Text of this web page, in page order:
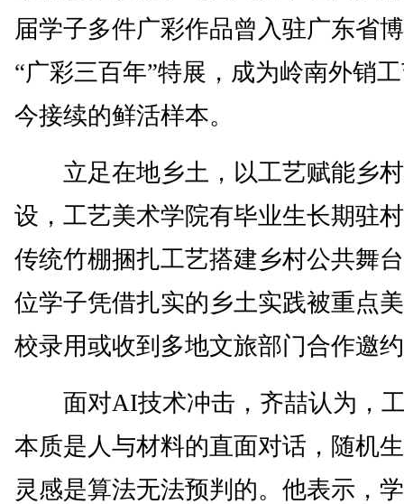
届学子多件广彩作品曾入驻广东省
“广彩三百年”特展，成为岭南外销
今接续的鲜活样本。
立足在地乡土，以工艺赋能乡
设，工艺美术学院有毕业生长期驻
传统竹棚捆扎工艺搭建乡村公共舞
位学子凭借扎实的乡土实践被重点
校录用或收到多地文旅部门合作邀
面对AI技术冲击，齐喆认为，
本质是人与材料的直面对话，随机
灵感是算法无法预判的。他表示，